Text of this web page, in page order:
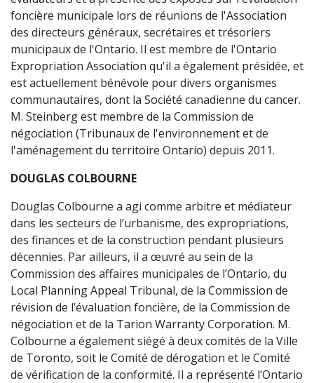
foncière municipale lors de réunions de l'Association
des directeurs généraux, secrétaires et trésoriers
municipaux de l'Ontario. Il est membre de l'Ontario
Expropriation Association qu'il a également présidée, et
est actuellement bénévole pour divers organismes
communautaires, dont la Société canadienne du cancer.
M. Steinberg est membre de la Commission de
négociation (Tribunaux de l'environnement et de
l'aménagement du territoire Ontario) depuis 2011.
DOUGLAS COLBOURNE
Douglas Colbourne a agi comme arbitre et médiateur
dans les secteurs de l’urbanisme, des expropriations,
des finances et de la construction pendant plusieurs
décennies. Par ailleurs, il a œuvré au sein de la
Commission des affaires municipales de l’Ontario, du
Local Planning Appeal Tribunal, de la Commission de
révision de l’évaluation foncière, de la Commission de
négociation et de la Tarion Warranty Corporation. M.
Colbourne a également siégé à deux comités de la Ville
de Toronto, soit le Comité de dérogation et le Comité
de vérification de la conformité. Il a représenté l’Ontario